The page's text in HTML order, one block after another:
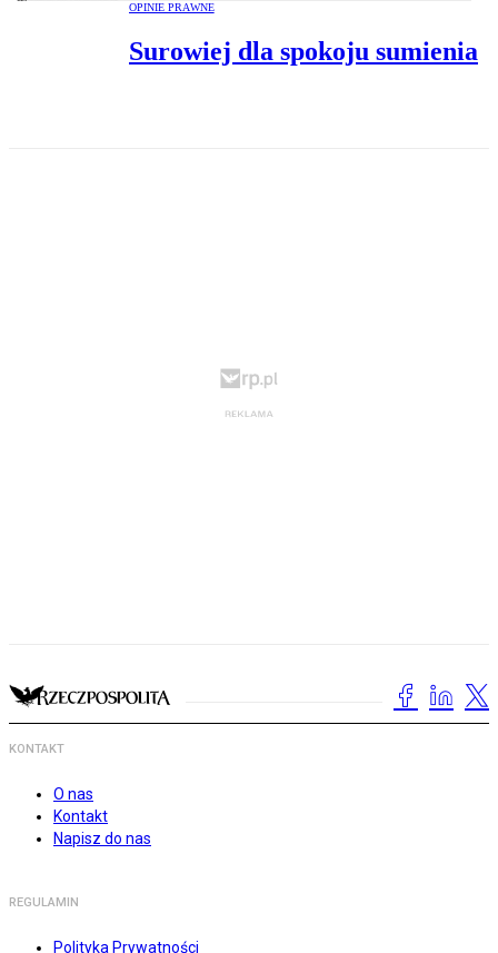
OPINIE PRAWNE
Surowiej dla spokoju sumienia
KONTAKT
O nas
Kontakt
Napisz do nas
REGULAMIN
Polityka Prywatności